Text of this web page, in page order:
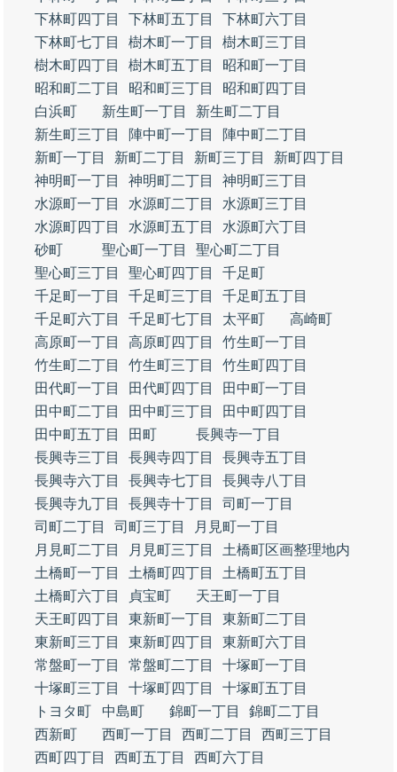
下林町四丁目
下林町五丁目
下林町六丁目
下林町七丁目
樹木町一丁目
樹木町三丁目
樹木町四丁目
樹木町五丁目
昭和町一丁目
昭和町二丁目
昭和町三丁目
昭和町四丁目
白浜町
新生町一丁目
新生町二丁目
新生町三丁目
陣中町一丁目
陣中町二丁目
新町一丁目
新町二丁目 新町三丁目
新町四丁目
神明町一丁目
神明町二丁目
神明町三丁目
水源町一丁目
水源町二丁目
水源町三丁目
水源町四丁目
水源町五丁目
水源町六丁目
砂町
聖心町一丁目
聖心町二丁目
聖心町三丁目
聖心町四丁目
千足町
千足町一丁目
千足町三丁目
千足町五丁目
千足町六丁目
千足町七丁目 太平町
高崎町
高原町一丁目
高原町四丁目
竹生町一丁目
竹生町二丁目
竹生町三丁目
竹生町四丁目
田代町一丁目
田代町四丁目
田中町一丁目
田中町二丁目
田中町三丁目
田中町四丁目
田中町五丁目
田町
長興寺一丁目
長興寺三丁目
長興寺四丁目
長興寺五丁目
長興寺六丁目
長興寺七丁目
長興寺八丁目
長興寺九丁目
長興寺十丁目
司町一丁目
司町二丁目
司町三丁目
月見町一丁目
月見町二丁目
月見町三丁目
土橋町区画整理地内
土橋町一丁目
土橋町四丁目
土橋町五丁目
土橋町六丁目
貞宝町
天王町一丁目
天王町四丁目
東新町一丁目
東新町二丁目
東新町三丁目
東新町四丁目
東新町六丁目
常盤町一丁目
常盤町二丁目
十塚町一丁目
十塚町三丁目
十塚町四丁目
十塚町五丁目
トヨタ町
中島町 錦町一丁目
錦町二丁目
西新町
西町一丁目 西町二丁目
西町三丁目
西町四丁目
西町五丁目
西町六丁目